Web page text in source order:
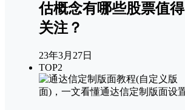
估概念有哪些股票值得
关注？
23年3月27日
TOP2